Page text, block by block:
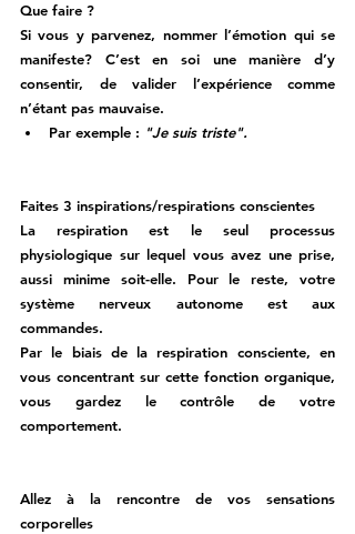
Que faire ?
Si vous y parvenez, nommer l’émotion qui se
manifeste? C’est en soi une manière d’y
consentir, de valider l’expérience comme
n’étant pas mauvaise.
Par exemple : "Je suis triste".
Faites 3 inspirations/respirations conscientes
La respiration est le seul processus
physiologique sur lequel vous avez une prise,
aussi minime soit-elle. Pour le reste, votre
système nerveux autonome est aux
commandes.
Par le biais de la respiration consciente, en
vous concentrant sur cette fonction organique,
vous gardez le contrôle de votre
comportement.
Allez à la rencontre de vos sensations
corporelles